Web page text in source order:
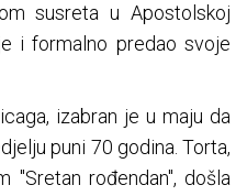
susreta u Apostolskoj
i formalno predao svoje
izabran je u maju da
puni 70 godina. Torta,
"Sretan rođendan", došla